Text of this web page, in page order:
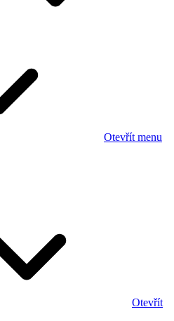
Otevřít menu
Otevřít